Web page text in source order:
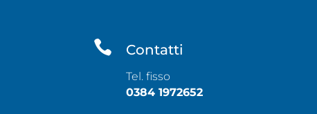
 Contatti
Tel. fisso
0384 1972652